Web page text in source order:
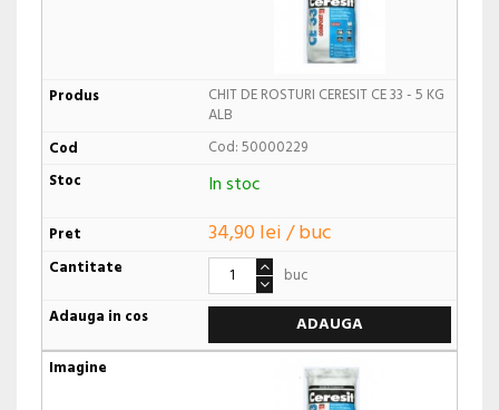
CHIT DE ROSTURI CERESIT CE 33 - 5 KG
ALB
Cod: 50000229
In stoc
34,90 lei / buc
buc
ADAUGA